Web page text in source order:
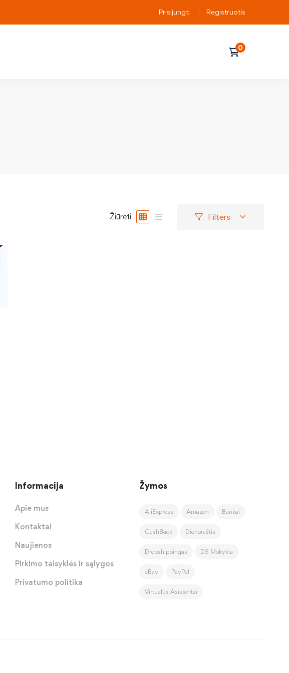
Prisijungti Registruotis
Žiūrėti Filters
Informacija
Apie mus
Kontaktai
Naujienos
Pirkimo taisyklės ir sąlygos
Privatumo politika
Žymos
AliExpress Amazon Bankai
CashBack Dienoraštis
Dropshippingas DS Mokykla
eBay PayPal
Virtualūs Asistentai